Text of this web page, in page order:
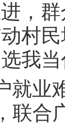
，
村
我
就业
联合